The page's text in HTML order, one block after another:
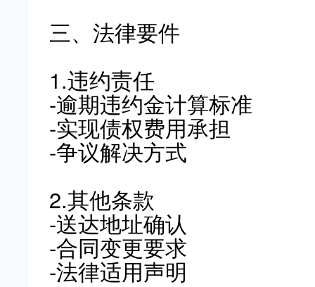
三、法律要件
1.违约责任
-逾期违约金计算标准
-实现债权费用承担
-争议解决方式
2.其他条款
-送达地址确认
-合同变更要求
-法律适用声明